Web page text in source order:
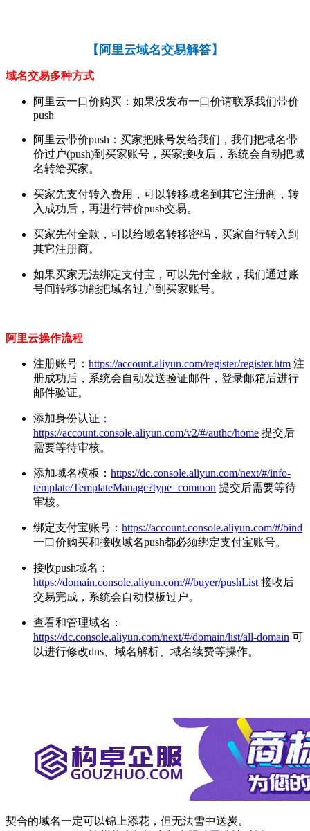
【 阿里云域名交易解答】
域名交易多种方式
阿里云一口价购买：如果没发布一口价请联系我们带价
push
阿里云带价push：买家把账号发给我们，我们把域名带
价过户(push)到买家账号，买家接收后，系统会自动把域
名转给买家。
买家先支付转入费用，可以转移域名到其它注册商，转
入成功后，再进行带价push交易。
买家先付全款，可以给域名转移密码，买家自行转入到
其它注册商。
如果买家无法绑定支付宝，可以先付全款，我们通过账
号间转移功能把域名过户到买家账号。
阿里云操作流程
注册账号： https://account.aliyun.com/register/register.htm 注
册成功后，系统会自动发送验证邮件，登录邮箱后进行
邮件验证。
添加身份认证：
https://account.console.aliyun.com/v2/#/authc/home 提交后
需要等待审核。
添加域名模板： https://dc.console.aliyun.com/next/#/info-
template/TemplateManage?type=common 提交后需要等待
审核。
绑定支付宝账号： https://account.console.aliyun.com/#/bind
一口价购买和接收域名push都必须绑定支付宝账号。
接收push域名：
https://domain.console.aliyun.com/#/buyer/pushList 接收后
交易完成，系统会自动模板过户。
查看和管理域名：
https://dc.console.aliyun.com/next/#/domain/list/all-domain 可
以进行修改dns、域名解析、域名续费等操作。
契合的域名一定可以锦上添花，但无法雪中送炭。